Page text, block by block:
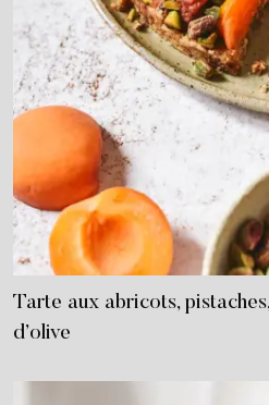
Tarte aux abricots,
d’olive